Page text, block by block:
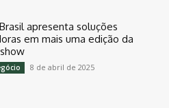
apresenta soluções
em mais uma edição da
8 de abril de 2025